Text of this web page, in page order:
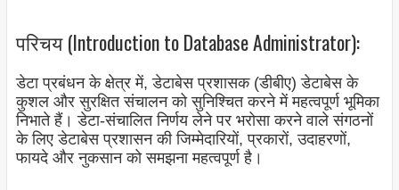
परिचय (Introduction to Database Administrator):
डेटा प्रबंधन के क्षेत्र में, डेटाबेस प्रशासक (डीबीए) डेटाबेस के
कुशल और सुरक्षित संचालन को सुनिश्चित करने में महत्वपूर्ण भूमिका
निभाते हैं। डेटा-संचालित निर्णय लेने पर भरोसा करने वाले संगठनों
के लिए डेटाबेस प्रशासन की जिम्मेदारियों, प्रकारों, उदाहरणों,
फायदे और नुकसान को समझना महत्वपूर्ण है।